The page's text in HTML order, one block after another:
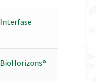
Interfase
BioHorizons®